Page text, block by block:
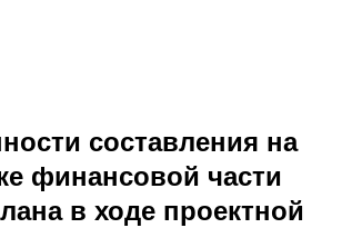
составления на
финансовой части
в ходе проектной